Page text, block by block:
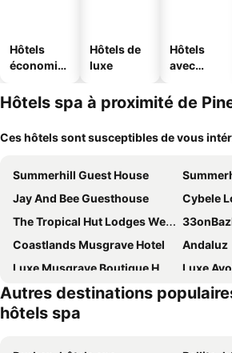
Hôtels
économiq
Hôtels de
luxe
Hôtels
avec
Hôtels spa à proximité de
Ces hôtels sont susceptibles de vous
Summerhill Guest House
Jay And Bee Guesthouse
Cybele
The Tropical Hut Lodges Westville
Coastlands Musgrave Hotel
Andaluz
Luxe Musgrave Boutique Hotel
Luxe
McAllisters on 8th
Goble Palms
Bayside Hotel & Self Catering 110 West Street
Autres destinations
hôtels spa